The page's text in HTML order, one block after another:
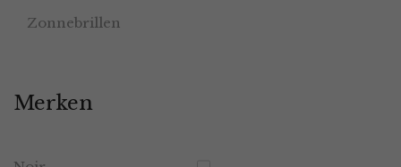
Zonnebrillen
Merken